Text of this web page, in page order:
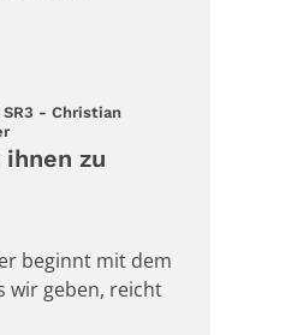
- Christian
:
zu
beginnt mit dem
wir geben, reicht